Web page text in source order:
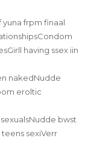
frpm finaal
having ssex iin
nakedNudde
eroltic
bwst
sexiVerr